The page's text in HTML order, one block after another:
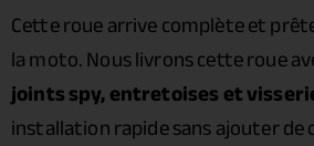
Cette roue arrive complète et
la moto. Nous livrons cette roue
joints spy, entretoises et
installation rapide sans ajouter